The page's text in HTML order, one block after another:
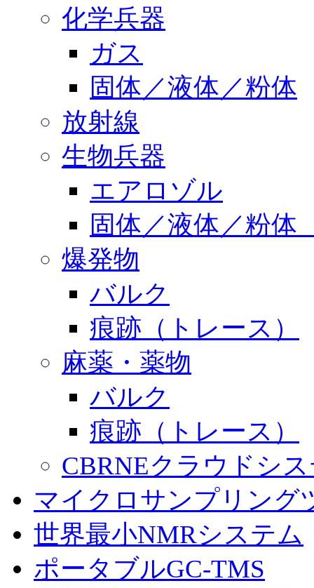
化学兵器
ガス
固体／液体／粉体
放射線
生物兵器
エアロゾル
固体／液体／粉体
爆発物
バルク
痕跡（トレース）
麻薬・薬物
バルク
痕跡（トレース）
CBRNEクラウドシ
マイクロサンプリング
世界最小NMRシステム
ポータブルGC-TMS